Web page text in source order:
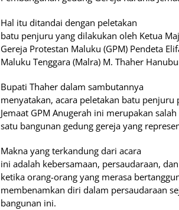
Hal itu ditandai dengan peletakan
batu penjuru yang dilakukan oleh Ketua
Gereja Protestan Maluku (GPM) Pendeta
Maluku Tenggara (Malra) M. Thaher
Bupati Thaher dalam sambutannya
menyatakan, acara peletakan batu
Jemaat GPM Anugerah ini merupakan
satu bangunan gedung gereja yang
Makna yang terkandung dari acara
ini adalah kebersamaan, persaudaraan,
ketika orang-orang yang merasa
membenamkan diri dalam persaudaraan
bangunan ini.